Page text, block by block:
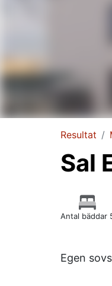
Resultat
Sal
Antal bäddar
Egen